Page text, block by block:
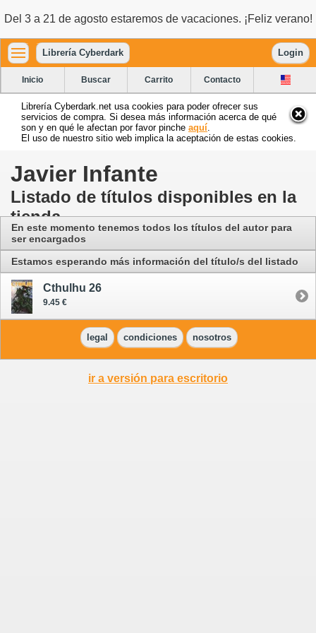
Del 3 a 21 de agosto estaremos de vacaciones. ¡Feliz verano!
Librería Cyberdark Login
Inicio Buscar Carrito Contacto
Librería Cyberdark.net usa cookies para poder ofrecer sus
servicios de compra. Si desea más información acerca de qué
son y en qué le afectan por favor pinche aquí
El uso de nuestro sitio web implica la aceptación de estas cookies.
Javier Infante
Listado de títulos disponibles en la
tienda
En este momento tenemos todos los títulos del autor para
ser encargados
Estamos esperando más información del título/s del listado
Cthulhu 26
9.45 €
legal condiciones nosotros
ir a versión para escritorio